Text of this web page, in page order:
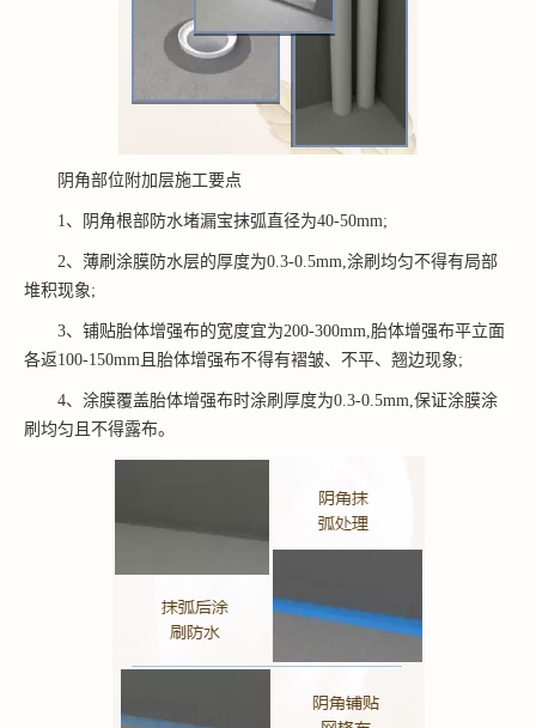
阴角部位附加层施工要点
1、阴角根部防水堵漏宝抹弧直径为40-50mm;
2、薄刷涂膜防水层的厚度为0.3-0.5mm,涂刷均匀不得有局部
堆积现象;
3、铺贴胎体增强布的宽度宜为200-300mm,胎体增强布平立面
各返100-150mm且胎体增强布不得有褶皱、不平、翘边现象;
4、涂膜覆盖胎体增强布时涂刷厚度为0.3-0.5mm,保证涂膜涂
刷均匀且不得露布。